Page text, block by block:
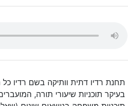
תחנת רדיו דתית וותיקה בשם רדיו
בעיקר תוכניות שיעורי תורה,